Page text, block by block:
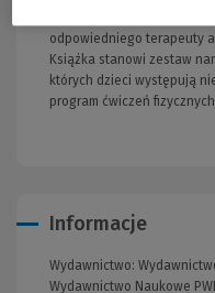
odpowiedniego terapeuty
Książka stanowi zestaw
których dzieci występują
program ćwiczeń
Informacje
Wydawnictwo:
Wydawnictwo Naukowe